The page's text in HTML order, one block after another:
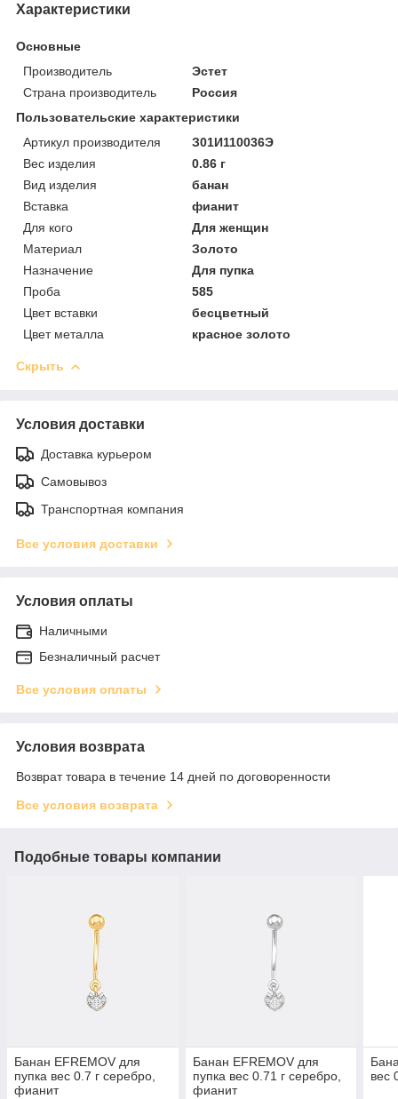
Характеристики
Основные
Производитель
Эстет
Страна производитель
Россия
Пользовательские характеристики
Артикул производителя
З01И110036Э
Вес изделия
0.86 г
Вид изделия
банан
Вставка
фианит
Для кого
Для женщин
Материал
Золото
Назначение
Для пупка
Проба
585
Цвет вставки
бесцветный
Цвет металла
красное золото
Скрыть
Условия доставки
Доставка курьером
Самовывоз
Транспортная компания
Все условия доставки
Условия оплаты
Наличными
Безналичный расчет
Все условия оплаты
Условия возврата
Возврат товара в течение 14 дней по договоренности
Все условия возврата
Подобные товары компании
Банан EFREMOV для
пупка вес 0.7 г серебро,
фианит
Банан EFREMOV для
пупка вес 0.71 г серебро,
фианит
вес